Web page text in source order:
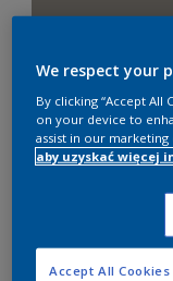
0,84 litra
0,84 litra
0,9 litra
2,18 litra
Ilość
We respect your
By clicking “Accept
on your device to
assist in our
aby uzyskać więcej
Accept All Cookies